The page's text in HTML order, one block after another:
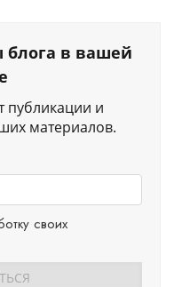
в вашей
публикации и
материалов.
своих